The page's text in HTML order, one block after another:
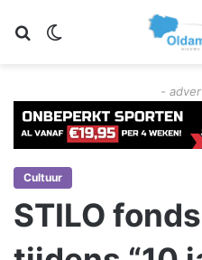
Zoeken
-
Cultuur
STILO